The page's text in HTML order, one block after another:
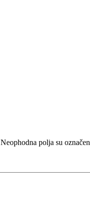
Neophodna polja su